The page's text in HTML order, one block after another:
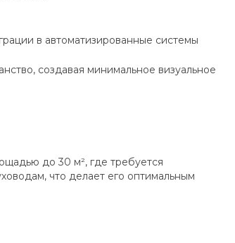
в автоматизированные системы
создавая минимальное визуальное
до 30 м², где требуется
что делает его оптимальным